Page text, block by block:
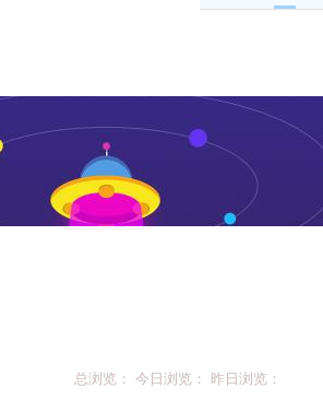
总浏览： 今日浏览： 昨日浏览：